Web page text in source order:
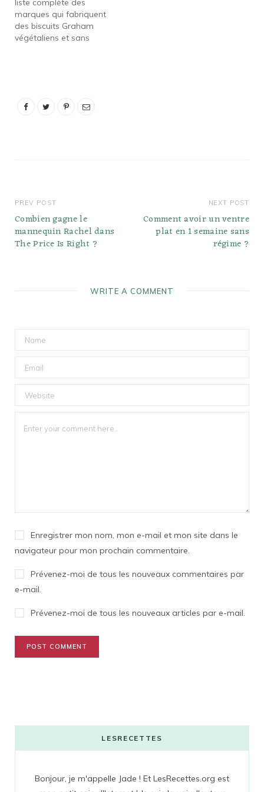
séparer sur le dessus
après avoir stocké la
pâte à tartiner pendant
une…
liste complète des
marques qui fabriquent
des biscuits Graham
végétaliens et sans
Grahams. ... Biscuits style
PREV POST
Combien gagne le
mannequin Rachel dans
The Price Is Right ?
NEXT POST
Comment avoir un ventre
plat en 1 semaine sans
régime ?
WRITE A COMMENT
Enregistrer mon nom, mon e-mail et mon site dans le
navigateur pour mon prochain commentaire.
Prévenez-moi de tous les nouveaux commentaires par
e-mail.
Prévenez-moi de tous les nouveaux articles par e-mail.
LESRECETTES
Bonjour, je m'appelle Jade ! Et LesRecettes.org est